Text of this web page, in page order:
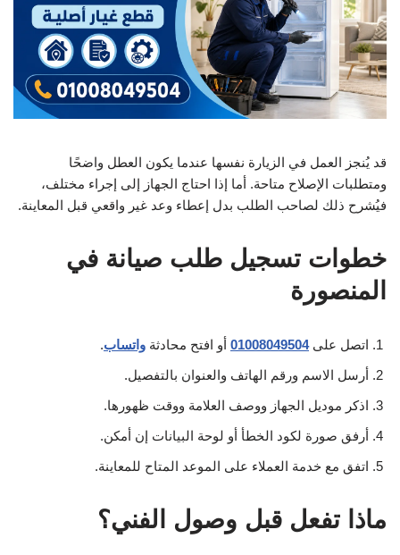
قد يُنجز العمل في الزيارة نفسها عندما يكون العطل واضحًا
ومتطلبات الإصلاح متاحة. أما إذا احتاج الجهاز إلى إجراء مختلف،
فيُشرح ذلك لصاحب الطلب بدل إعطاء وعد غير واقعي قبل المعاينة.
خطوات تسجيل طلب صيانة في
المنصورة
اتصل على01008049504 أو افتح محادثة واتساب.
أرسل الاسم ورقم الهاتف والعنوان بالتفصيل.
اذكر موديل الجهاز ووصف العلامة ووقت ظهورها.
أرفق صورة لكود الخطأ أو لوحة البيانات إن أمكن.
اتفق مع خدمة العملاء على الموعد المتاح للمعاينة.
ماذا تفعل قبل وصول الفني؟